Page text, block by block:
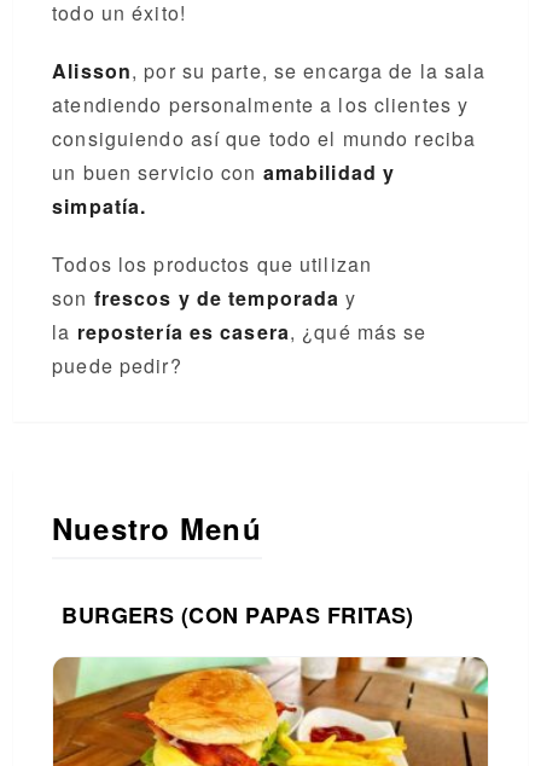
todo un éxito!
Alisson, por su parte, se encarga de la sala
atendiendo personalmente a los clientes y
consiguiendo así que todo el mundo reciba
un buen servicio con amabilidad y
simpatía.
Todos los productos que utilizan
son frescos y de temporada y
la repostería es casera, ¿qué más se
puede pedir?
Nuestro Menú
BURGERS (CON PAPAS FRITAS)